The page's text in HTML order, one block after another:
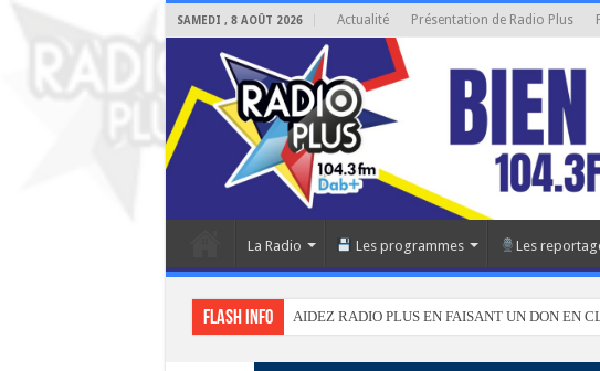
SAMEDI , 8 AOÛT 2026 Actualité Présentation de Radio Plus
La Radio Les programmes Les
Flash info AIDEZ RADIO PLUS EN FAISANT UN DON EN